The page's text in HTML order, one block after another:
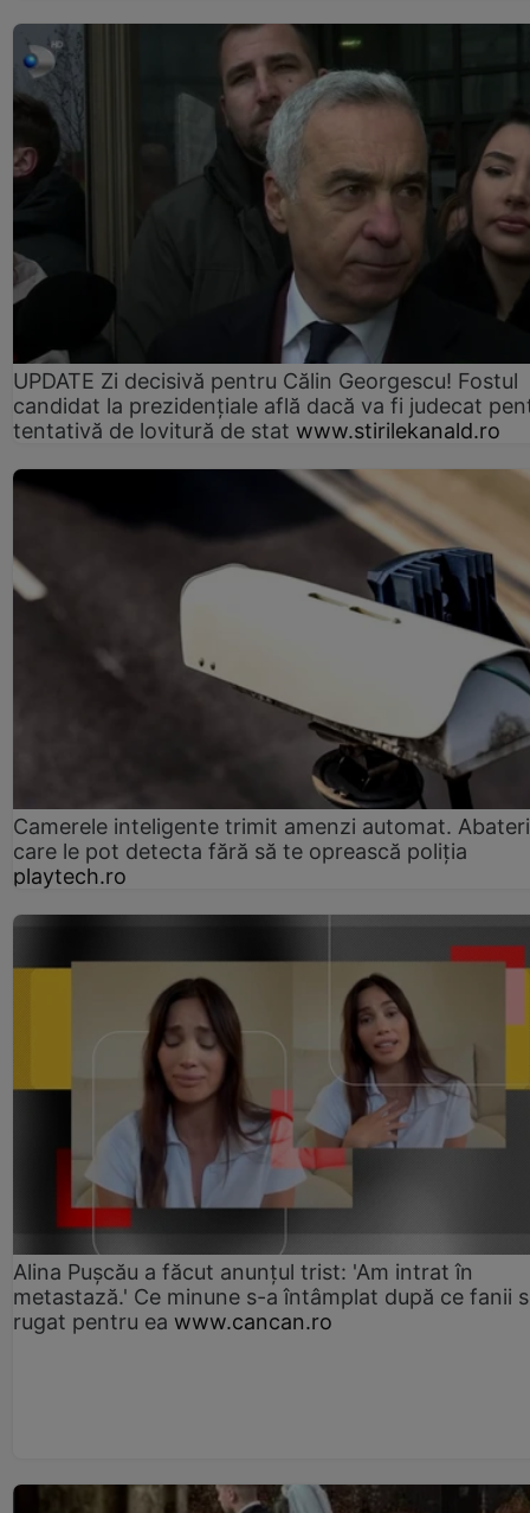
UPDATE Zi decisivă pentru Călin Georgescu! Fostul
candidat la prezidențiale află dacă va fi judecat
tentativă de lovitură de stat www.stirilekanald.ro
Camerele inteligente trimit amenzi automat.
care le pot detecta fără să te oprească poliția
playtech.ro
Alina Pușcău a făcut anunțul trist: 'Am intrat în
metastază.' Ce minune s-a întâmplat după ce fanii
rugat pentru ea www.cancan.ro